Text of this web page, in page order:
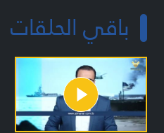
باقي الحلقات